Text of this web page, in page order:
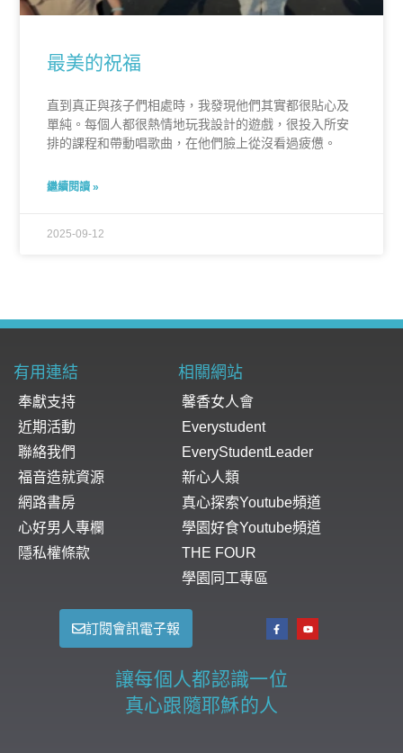
最美的祝福
直到真正與孩子們相處時，我發現他們其實都很貼心及
單純。每個人都很熱情地玩我設計的遊戲，很投入所安
排的課程和帶動唱歌曲，在他們臉上從沒看過疲憊。
繼續閱讀 »
2025-09-12
有用連結 相關網站
奉獻支持
近期活動
聯絡我們
福音造就資源
網路書房
心好男人專欄
隱私權條款
馨香女人會
Everystudent
EveryStudentLeader
新心人類
真心探索Youtube頻道
學園好食Youtube頻道
THE FOUR
學園同工專區
訂閱會訊電子報
讓每個人都認識一位
真心跟隨耶穌的人